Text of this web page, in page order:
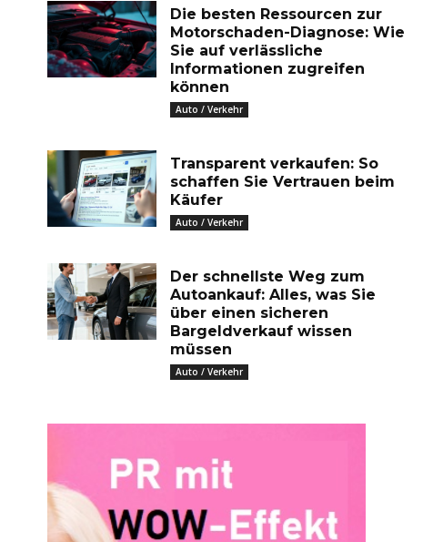
Die besten Ressourcen zur
Motorschaden-Diagnose: Wie
Sie auf verlässliche
Informationen zugreifen
können
Auto / Verkehr
Transparent verkaufen: So
schaffen Sie Vertrauen beim
Käufer
Auto / Verkehr
Der schnellste Weg zum
Autoankauf: Alles, was Sie
über einen sicheren
Bargeldverkauf wissen
müssen
Auto / Verkehr